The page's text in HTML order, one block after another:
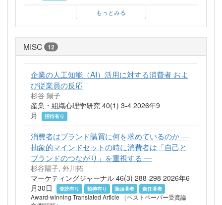
もっとみる
MISC 12
企業の人工知能（AI）活用に対する消費者 およ
び従業員の反応
杉谷 陽子
産業・組織心理学研究 40(1) 3-4 2026年9
月
招待有り
消費者はブランド購買に何を求めているのか ―
抽象的マインドセットの時に消費者は「自己と
ブランドのつながり」を重視する ―
杉谷陽子, 外川拓
マーケティングジャーナル 46(3) 288-298 2026年6
月30日
査読有り 招待有り 筆頭著者 責任著者
Award-winning Translated Article （ベストペーパー受賞論